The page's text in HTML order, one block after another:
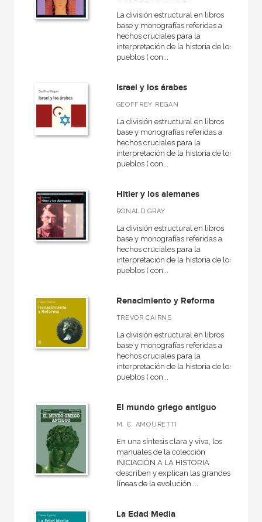
Roma
Prehistoria
Medieval
General
NUESTRAS COLECCIONES
Arealonga - Letras galegas
Arqueología
Atlas Akal
Básica de Bolsillo  Serie Clásicos del pensamiento político
Básica de Bolsillo  Serie Referencia
Básica de Bolsillo  Serie Utopías
La división estructural en libros
base y monografías referidas a
hechos cruciales para la
interpretación de la historia de los
pueblos ( con...
Israel y los árabes
GEOFFREY REGAN
La división estructural en libros
base y monografías referidas a
hechos cruciales para la
interpretación de la historia de los
pueblos ( con...
Hitler y los alemanes
RONALD GRAY
La división estructural en libros
base y monografías referidas a
hechos cruciales para la
interpretación de la historia de los
pueblos ( con...
Renacimiento y Reforma
TREVOR CAIRNS
La división estructural en libros
base y monografías referidas a
hechos cruciales para la
interpretación de la historia de los
pueblos ( con...
El mundo griego antiguo
M. C. AMOURETTI
En una síntesis clara y viva, los
manuales de la colección
INICIACIÓN A LA HISTORIA
describen y explican las grandes
líneas de la evolución ...
La Edad Media